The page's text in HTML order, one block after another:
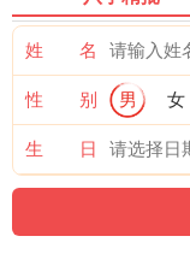
姓 名
性 别 男 女
生 日